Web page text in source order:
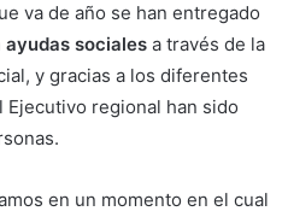
va de año se han entregado
ayudas sociales a través de la
y gracias a los diferentes
regional han sido
en un momento en el cual